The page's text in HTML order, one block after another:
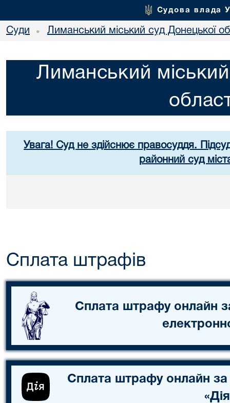
Судова влада
Суди • Лиманський міський суд Донецької
Лиманський
Увага! Суд не здійснює правосуддя.
районний суд
Сплата штрафів
Сплата штрафу онлайн
Сплата штрафу онлайн